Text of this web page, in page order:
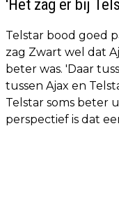
'Het zag er bij
Telstar bood goed
zag Zwart wel dat
beter was. 'Daar
tussen Ajax en
Telstar soms beter
perspectief is dat